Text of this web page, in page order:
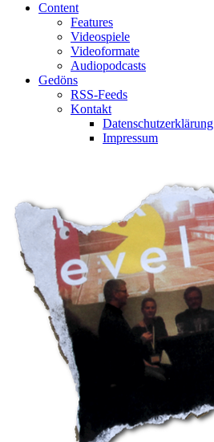
Content
Features
Videospiele
Videoformate
Audiopodcasts
Gedöns
RSS-Feeds
Kontakt
Datenschutzerklärung
Impressum